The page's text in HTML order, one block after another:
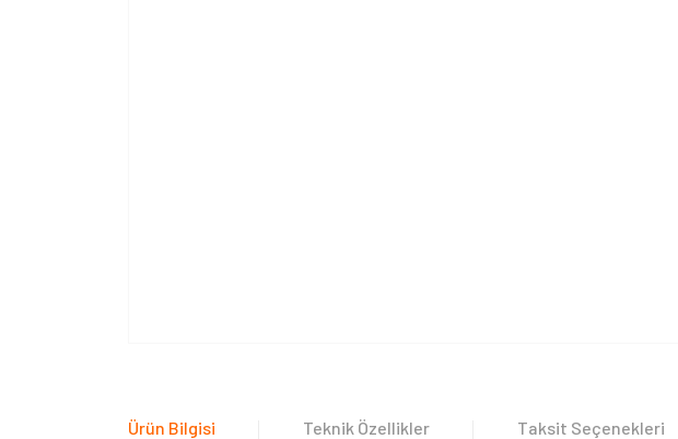
Ürün Bilgisi Teknik Özellikler Taksit Seçenekleri